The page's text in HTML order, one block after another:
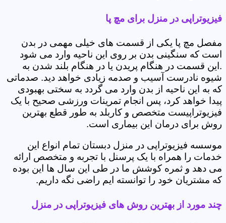
فیزیوتراپی در منزل برای مچ پا
مفصل مچ پا یکی از قسمت های خیلی مهمی در بدن
است که سنگینی بدن بر روی این ناحیه وارد می شود
.این قسمت در هنگام پریدن یا در هنگام بلند شدن به
شیوه نادرست آسیب و صدمه زیادی خواهد دید. صدماتی
که به این ناحیه از بدن وارد می گردد به سختی بهبودی
پیدا خواهد کرد، پس انجام تمرینات ورزشی صحیح با یک
فیزیوتراپیست متخصص و کاربلد به طور قطع بهترین
روش برای درمان این بیماری است.
موسسه فیزیوتراپی در منزل دبستان تمام انواع این
خدمات را همراه با یک پرسنل با تجربه و متخصص ارائه
می دهد و ثمره کوشش ما در طی این سال ها این بوده
که مشتریان خود را توانسته ایم راضی نگه داریم.
چند مورد از بهترین روش های فیزیوتراپی در منزل